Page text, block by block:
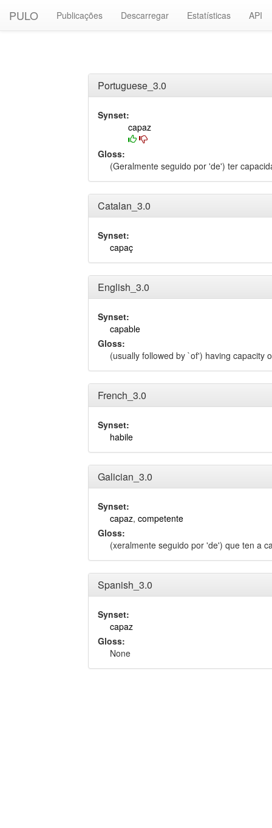
PULO Publicações Descarregar Estatísticas API
Portuguese_3.0
Synset:
capaz
Gloss:
(Geralmente seguido por 'de') ter
Catalan_3.0
Synset:
capaç
English_3.0
Synset:
capable
Gloss:
(usually followed by `of') having capacity
French_3.0
Synset:
habile
Galician_3.0
Synset:
capaz, competente
Gloss:
(xeralmente seguido por 'de') que ten a
Spanish_3.0
Synset:
capaz
Gloss:
None